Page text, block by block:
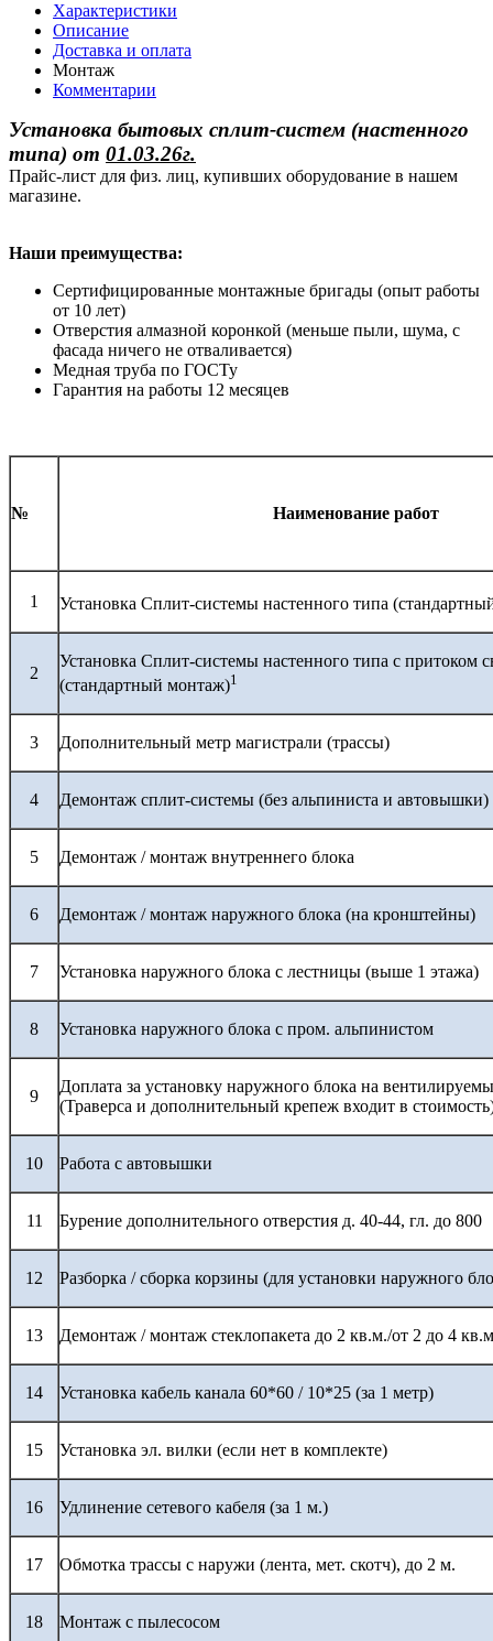
Характеристики
Описание
Доставка и оплата
Монтаж
Комментарии
Установка бытовых сплит-систем (настенного
типа) от 01.03.26г.
Прайс-лист для физ. лиц, купивших оборудование в нашем
магазине.
Наши преимущества:
Сертифицированные монтажные бригады (опыт работы
от 10 лет)
Отверстия алмазной коронкой (меньше пыли, шума, с
фасада ничего не отваливается)
Медная труба по ГОСТу
Гарантия на работы 12 месяцев
№ Наименование работ
1 Установка Сплит-системы настенного типа
2
Установка Сплит-системы настенного типа с притоком
(стандартный монтаж)1
3 Дополнительный метр магистрали (трассы)
4 Демонтаж сплит-системы (без альпиниста и автовышки)
5 Демонтаж / монтаж внутреннего блока
6 Демонтаж / монтаж наружного блока (на кронштейны)
7 Установка наружного блока с лестницы (выше 1 этажа)
8 Установка наружного блока с пром. альпинистом
9
Доплата за установку наружного блока на
(Траверса и дополнительный крепеж входит в
10 Работа с автовышки
11 Бурение дополнительного отверстия д. 40-44, гл. до 800
12 Разборка / сборка корзины (для установки наружного
13 Демонтаж / монтаж стеклопакета до 2 кв.м./от 2 до 4
14 Установка кабель канала 60*60 / 10*25 (за 1 метр)
15 Установка эл. вилки (если нет в комплекте)
16 Удлинение сетевого кабеля (за 1 м.)
17 Обмотка трассы с наружи (лента, мет. скотч), до 2 м.
18 Монтаж с пылесосом